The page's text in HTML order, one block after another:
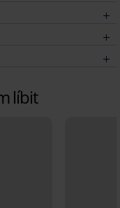
líbit